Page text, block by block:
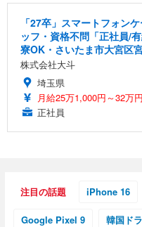
「27卒」スマートフォン
ッフ・資格不問「正社員/
寮OK・さいたま市大宮区
株式会社大斗
埼玉県
月給25万1,000円～32万円
正社員
注目の話題 iPhone 16
Google Pixel 9 韓国ド